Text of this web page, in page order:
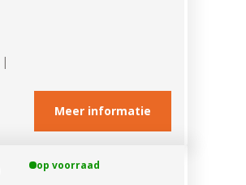
Meer informatie
op voorraad